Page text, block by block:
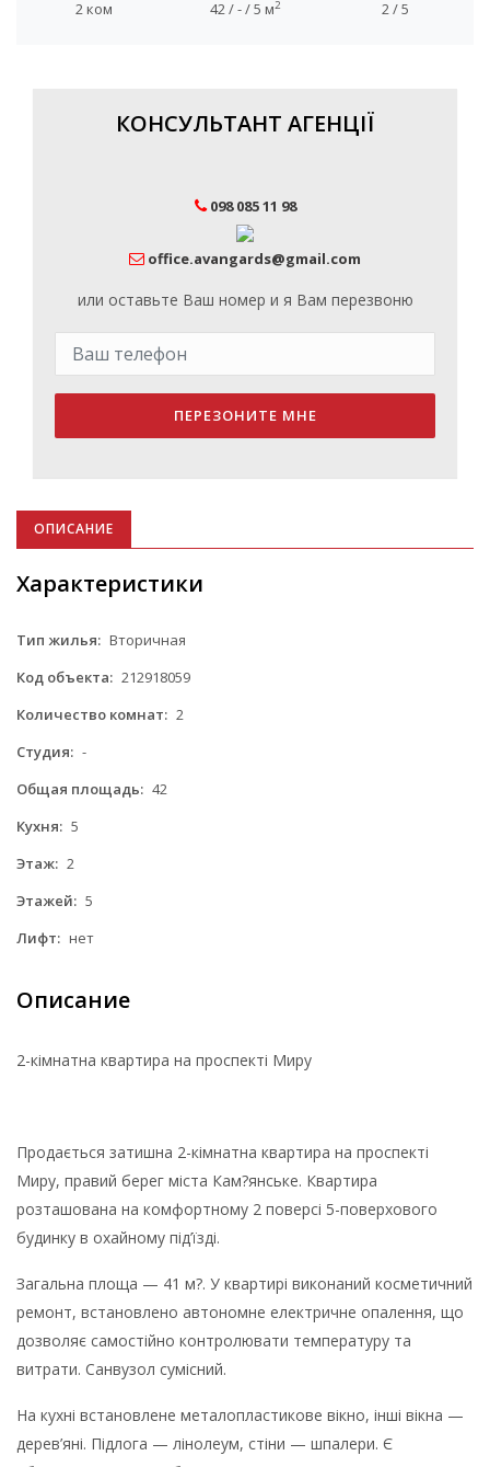
2 ком 42 / - / 5 м2 2 / 5
КОНСУЛЬТАНТ АГЕНЦІЇ
098 085 11 98
office.avangards@gmail.com
или оставьте Ваш номер и я Вам перезвоню
ПЕРЕЗОНИТЕ МНЕ
ОПИСАНИЕ
Характеристики
Тип жилья: Вторичная
Код объекта: 212918059
Количество комнат: 2
Студия: -
Общая площадь: 42
Кухня: 5
Этаж: 2
Этажей: 5
Лифт: нет
Описание
2-кімнатна квартира на проспекті Миру
Продається затишна 2-кімнатна квартира на проспекті
Миру, правий берег міста Кам?янське. Квартира
розташована на комфортному 2 поверсі 5-поверхового
будинку в охайному під’їзді.
Загальна площа — 41 м?. У квартирі виконаний косметичний
ремонт, встановлено автономне електричне опалення, що
дозволяє самостійно контролювати температуру та
витрати. Санвузол сумісний.
На кухні встановлене металопластикове вікно, інші вікна —
дерев’яні. Підлога — лінолеум, стіни — шпалери. Є